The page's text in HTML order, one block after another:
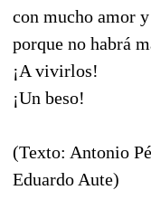
con mucho amor
porque no habrá
¡A vivirlos!
¡Un beso!
(Texto: Antonio
Eduardo Aute)